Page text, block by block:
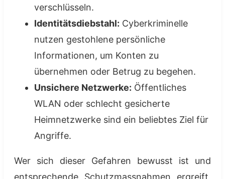
verschlüsseln.
Identitätsdiebstahl: Cyberkriminelle
nutzen gestohlene persönliche
Informationen, um Konten zu
übernehmen oder Betrug zu begehen.
Unsichere Netzwerke: Öffentliches
WLAN oder schlecht gesicherte
Heimnetzwerke sind ein beliebtes Ziel für
Angriffe.
Wer sich dieser Gefahren bewusst ist und
entsprechende Schutzmassnahmen ergreift,